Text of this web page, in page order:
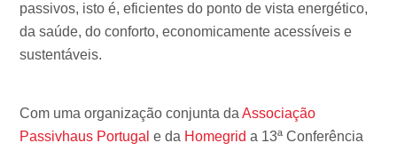
passivos, isto é, eficientes do ponto de vista energético,
da saúde, do conforto, economicamente acessíveis e
sustentáveis.
Com uma organização conjunta daAssociação
Passivhaus Portugal e da Homegrid a 13ª Conferência